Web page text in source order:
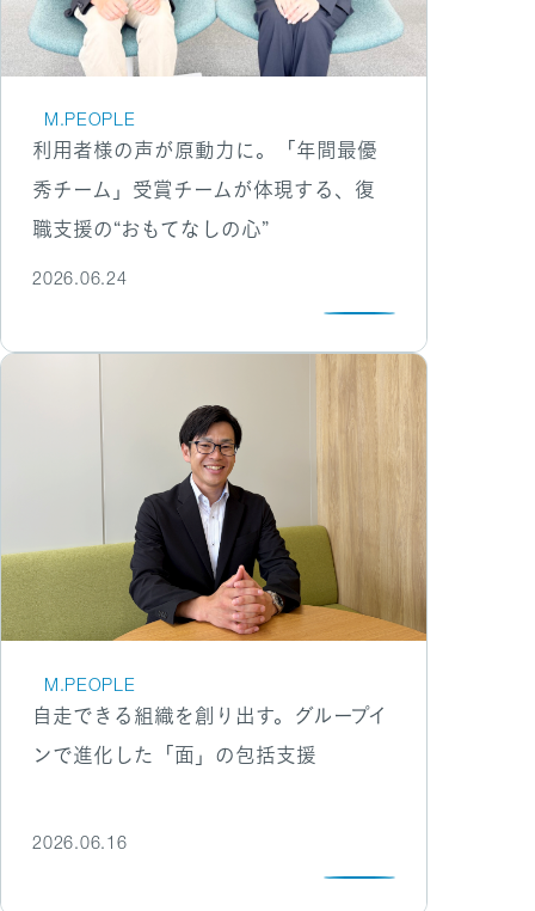
M.PEOPLE
利用者様の声が原動力に。「年間最優
秀チーム」受賞チームが体現する、復
職支援の“おもてなしの心”
2026.06.24
M.PEOPLE
自走できる組織を創り出す。グループイ
ンで進化した「面」の包括支援
2026.06.16